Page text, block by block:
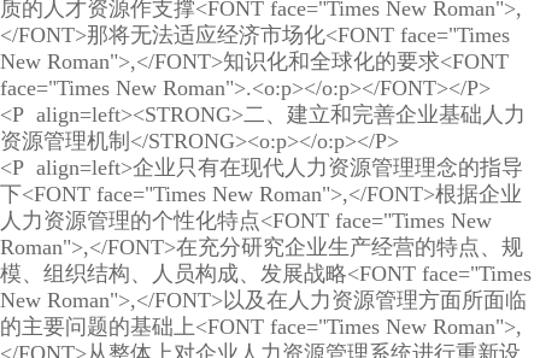
质的人才资源作支撑<FONT face="Times New Roman">,
</FONT>那将无法适应经济市场化<FONT face="Times
New Roman">,</FONT>知识化和全球化的要求<FONT
face="Times New Roman">.<o:p></o:p></FONT></P>
<P align=left><STRONG>二、建立和完善企业基础人力
资源管理机制</STRONG><o:p></o:p></P>
<P align=left>企业只有在现代人力资源管理理念的指导
下<FONT face="Times New Roman">,</FONT>根据企业
人力资源管理的个性化特点<FONT face="Times New
Roman">,</FONT>在充分研究企业生产经营的特点、规
模、组织结构、人员构成、发展战略<FONT face="Times
New Roman">,</FONT>以及在人力资源管理方面所面临
的主要问题的基础上<FONT face="Times New Roman">,
</FONT>从整体上对企业人力资源管理系统进行重新设